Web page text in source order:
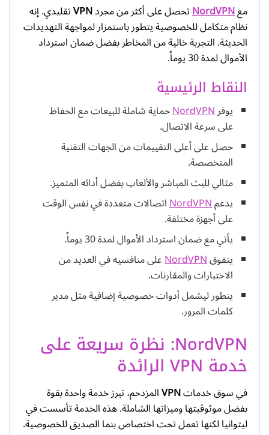
معNordVPNتحصل على أكثر من مجردVPNتقليدي. إنه
نظام متكامل للخصوصية يتطور باستمرار لمواجهة التهديدات
الحديثة. التجربة خالية من المخاطر بفضل ضمان استرداد
الأموال لمدة 30 يوماً.
النقاط الرئيسية
يوفرNordVPNحماية شاملة للبيعات مع الحفاظ
على سرعة الاتصال.
حصل على أعلى التقييمات من الجهات التقنية
المتخصصة.
مثالي للبث المباشر والألعاب بفضل أدائه المتميز.
يدعمNordVPNاتصالات متعددة في نفس الوقت
على أجهزة مختلفة.
يأتي مع ضمان استرداد الأموال لمدة 30 يوماً.
يتفوقNordVPNعلى منافسيه في العديد من
الاختبارات والمقارنات.
يتطور ليشمل أدوات خصوصية إضافية مثل مدير
كلمات المرور.
NordVPN: نظرة سريعة على
خدمة VPN الرائدة
في سوق خدماتVPNالمزدحم، تبرز خدمة واحدة بقوة
بفضل موثوقيتها وميزاتها الشاملة. هذه الخدمة تأسست في
ليتوانيا لكنها تعمل تحت اختصاص بنما الصديق للخصوصية.